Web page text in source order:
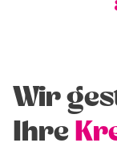
Wir
Ihre